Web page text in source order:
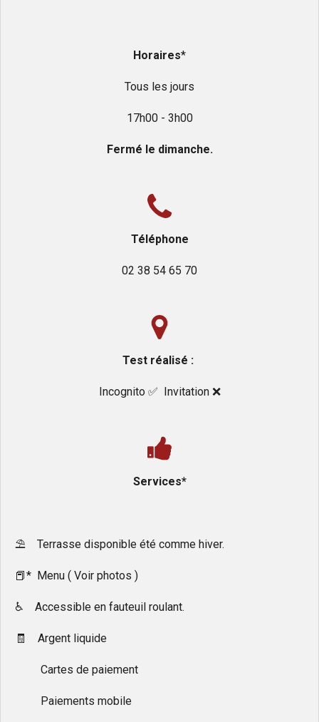
Horaires*
Tous les jours
17h00 - 3h00
Fermé le dimanche.
Téléphone
02 38 54 65 70
Test réalisé :
Incognito ✅️ Invitation ❌️
Services*
⛱ Terrasse disponible été comme hiver.
📕* Menu ( Voir photos )
♿ Accessible en fauteuil roulant.
🧾 Argent liquide
Cartes de paiement
Paiements mobile